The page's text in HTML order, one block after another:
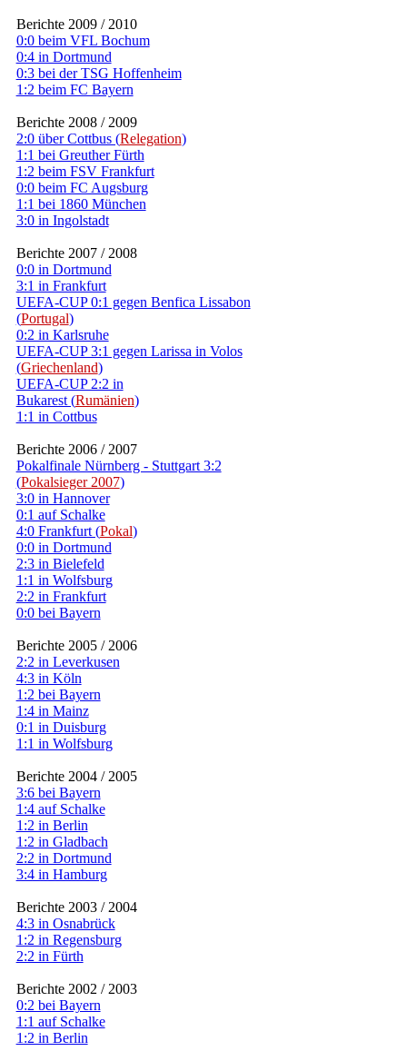
Berichte 2009 / 2010
0:0 beim VFL Bochum
0:4 in Dortmund
0:3 bei der TSG Hoffenheim
1:2 beim FC Bayern
Berichte 2008 / 2009
2:0 über Cottbus (Relegation)
1:1 bei Greuther Fürth
1:2 beim FSV Frankfurt
0:0 beim FC Augsburg
1:1 bei 1860 München
3:0 in Ingolstadt
Berichte 2007 / 2008
0:0 in Dortmund
3:1 in Frankfurt
UEFA-CUP 0:1 gegen Benfica Lissabon
(Portugal)
0:2 in Karlsruhe
UEFA-CUP 3:1 gegen Larissa in Volos
(Griechenland)
UEFA-CUP 2:2 in
Bukarest (Rumänien)
1:1 in Cottbus
Berichte 2006 / 2007
Pokalfinale Nürnberg - Stuttgart 3:2
(Pokalsieger 2007)
3:0 in Hannover
0:1 auf Schalke
4:0 Frankfurt (Pokal)
0:0 in Dortmund
2:3 in Bielefeld
1:1 in Wolfsburg
2:2 in Frankfurt
0:0 bei Bayern
Berichte 2005 / 2006
2:2 in Leverkusen
4:3 in Köln
1:2 bei Bayern
1:4 in Mainz
0:1 in Duisburg
1:1 in Wolfsburg
Berichte 2004 / 2005
3:6 bei Bayern
1:4 auf Schalke
1:2 in Berlin
1:2 in Gladbach
2:2 in Dortmund
3:4 in Hamburg
Berichte 2003 / 2004
4:3 in Osnabrück
1:2 in Regensburg
2:2 in Fürth
Berichte 2002 / 2003
0:2 bei Bayern
1:1 auf Schalke
1:2 in Berlin